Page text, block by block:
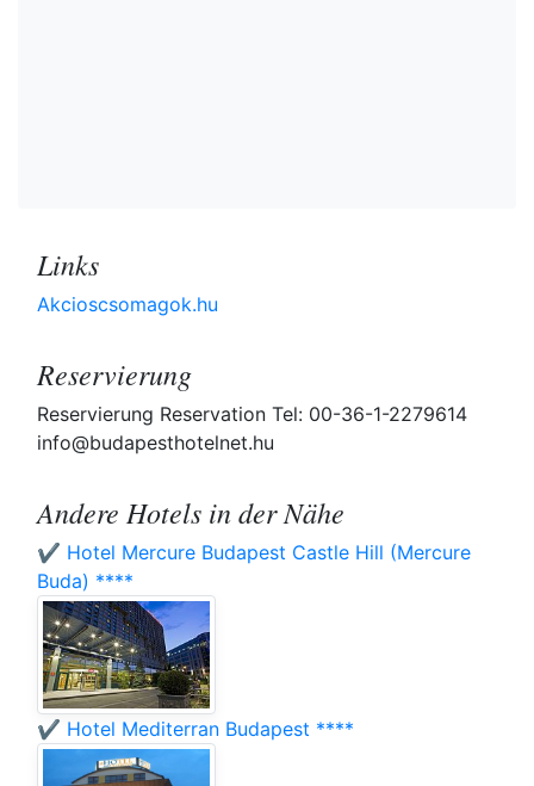
Links
Akcioscsomagok.hu
Reservierung
Reservierung Reservation Tel: 00-36-1-2279614
info@budapesthotelnet.hu
Andere Hotels in der Nähe
✔️ Hotel Mercure Budapest Castle Hill (Mercure
Buda) ****
✔️ Hotel Mediterran Budapest ****